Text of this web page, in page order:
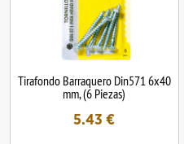
Tirafondo Barraquero Din571 6x40
mm, (6 Piezas)
5.43 €